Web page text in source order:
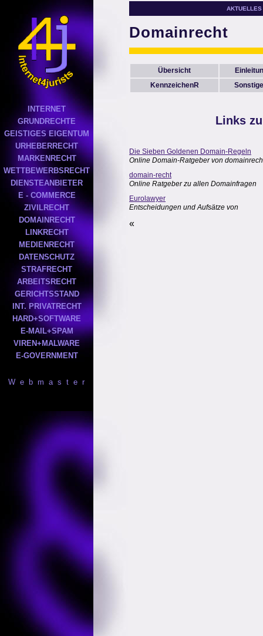
INTERNET
GRUNDRECHTE
GEISTIGES EIGENTUM
URHEBERRECHT
MARKENRECHT
WETTBEWERBSRECHT
DIENSTEANBIETER
E - COMMERCE
ZIVILRECHT
DOMAINRECHT
LINKRECHT
MEDIENRECHT
DATENSCHUTZ
STRAFRECHT
ARBEITSRECHT
GERICHTSSTAND
INT. PRIVATRECHT
HARD+SOFTWARE
E-MAIL+SPAM
VIREN+MALWARE
E-GOVERNMENT
W e b m a s t e r
AKTUELLES
Domainrecht
Übersicht
KennzeichenR
Links
Die Sieben Goldenen Domain-Regeln
Online Domain-Ratgeber von
domain-recht
Online Ratgeber zu allen Domainfragen
Eurolawyer
Entscheidungen und Aufsätze von
«